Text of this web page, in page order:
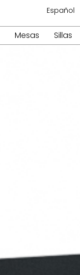
Español
Mesas Sillas